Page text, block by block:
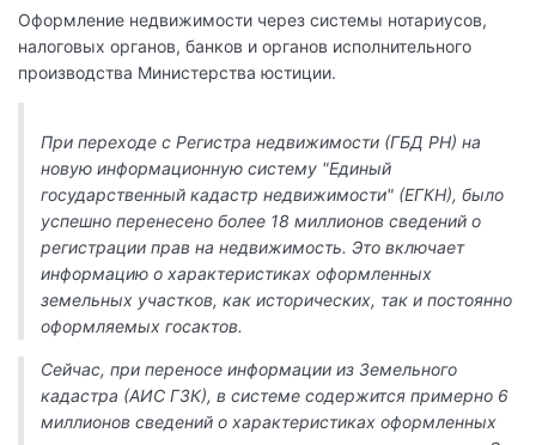
Оформление недвижимости через системы нотариусов,
налоговых органов, банков и органов исполнительного
производства Министерства юстиции.
При переходе с Регистра недвижимости (ГБД РН) на
новую информационную систему "Единый
государственный кадастр недвижимости" (ЕГКН), было
успешно перенесено более 18 миллионов сведений о
регистрации прав на недвижимость. Это включает
информацию о характеристиках оформленных
земельных участков, как исторических, так и постоянно
оформляемых госактов.
Сейчас, при переносе информации из Земельного
кадастра (АИС ГЗК), в системе содержится примерно 6
миллионов сведений о характеристиках оформленных